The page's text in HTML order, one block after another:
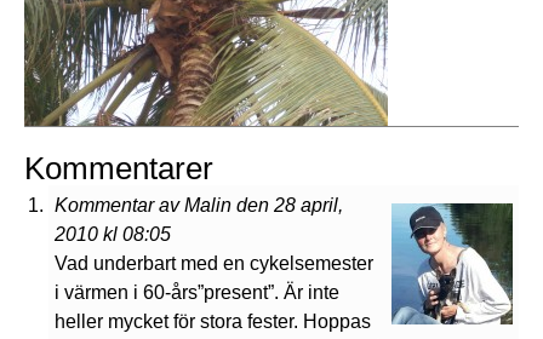
Kommentarer
Kommentar av Malin den 28 april,
2010 kl 08:05
Vad underbart med en cykelsemester
i värmen i 60-års”present”. Är inte
heller mycket för stora fester. Hoppas